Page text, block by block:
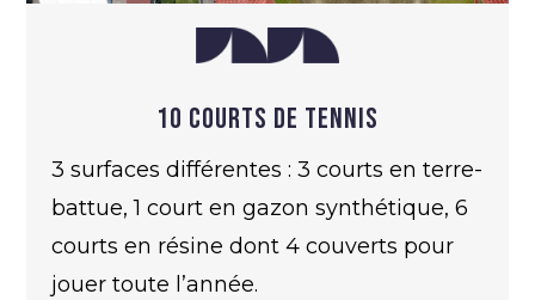
10 Courts de tennis
3 surfaces différentes : 3 courts en terre-
battue, 1 court en gazon synthétique, 6
courts en résine dont 4 couverts pour
jouer toute l’année.